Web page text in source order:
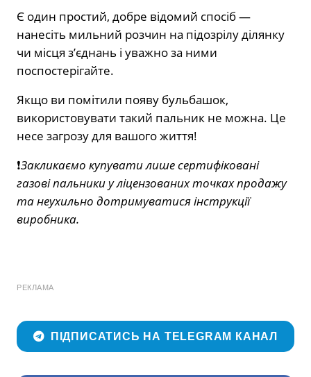
Є один простий, добре відомий спосіб —
нанесіть мильний розчин на підозрілу ділянку
чи місця з’єднань і уважно за ними
поспостерігайте.
Якщо ви помітили появу бульбашок,
використовувати такий пальник не можна. Це
несе загрозу для вашого життя!
❗️Закликаємо купувати лише сертифіковані
газові пальники у ліцензованих точках продажу
та неухильно дотримуватися інструкції
виробника.
РЕКЛАМА
ПІДПИСАТИСЬ НА TELEGRAM КАНАЛ